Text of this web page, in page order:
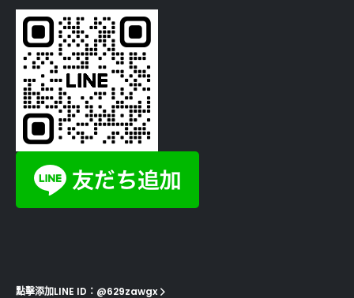
點擊添加LINE ID：@629zawgx